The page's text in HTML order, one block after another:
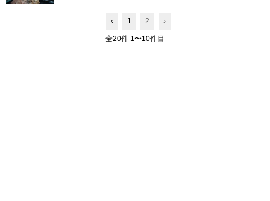
‹ 1 2 ›
全20件 1〜10件目